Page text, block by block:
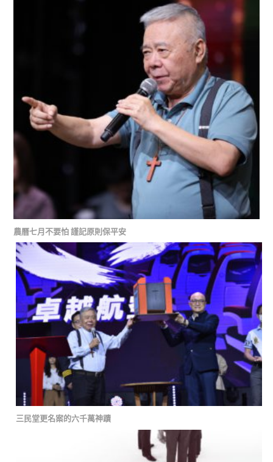
農曆七月不要怕 謹記原則保平安
三民堂更名案的六千萬神蹟